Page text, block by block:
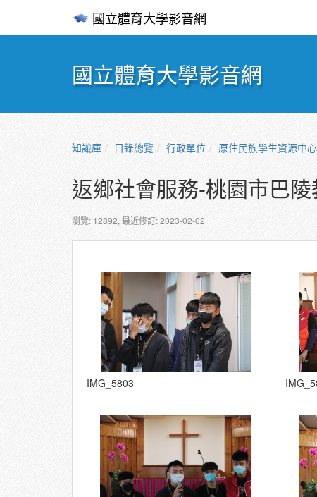
國立體育大學影音網
國立體育大學影音網
知識庫 目錄總覽 行政單位 原住民族學生資源中心
返鄉社會服務-桃園市巴
瀏覽: 12892, 最近修訂: 2023-02-02
IMG_5803